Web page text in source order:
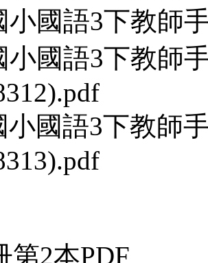
小國語3下教師
小國語3下教師
小國語3下教師
第2本PDF